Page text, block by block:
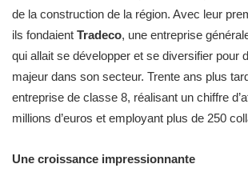
de la construction de la région. Avec leur
ils fondaient Tradeco, une entreprise
qui allait se développer et se diversifier pour
majeur dans son secteur. Trente ans plus
entreprise de classe 8, réalisant un chiffre
millions d’euros et employant plus de 250
Une croissance impressionnante